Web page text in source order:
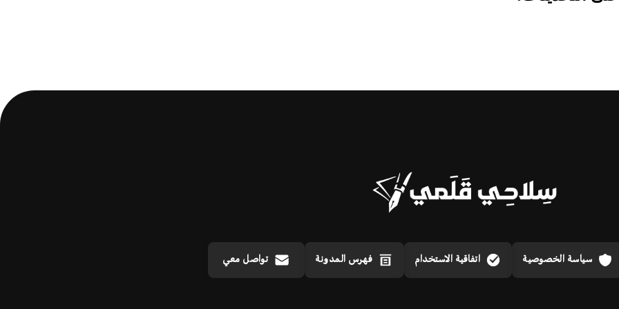
سياسة الخصوصية اتفاقية الاستخدام فهرس المدونة تواصل معي